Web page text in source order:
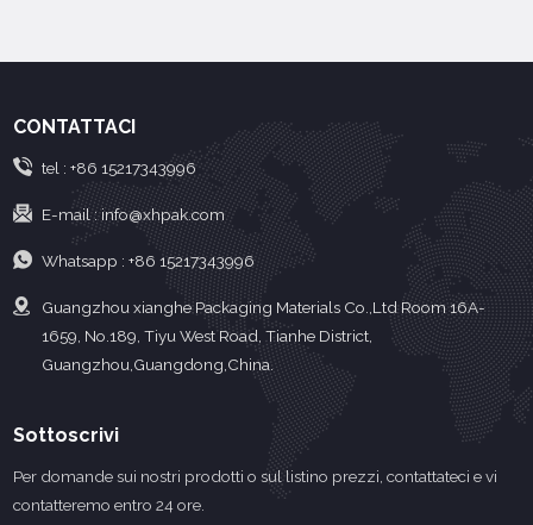
qualità di diversi
prodotti.
CONTATTACI
tel : +86 15217343996
E-mail :info@xhpak.com
Whatsapp : +86 15217343996
Guangzhou xianghe Packaging Materials Co.,Ltd Room 16A-
1659, No.189, Tiyu West Road, Tianhe District,
Guangzhou,Guangdong,China.
Sottoscrivi
Per domande sui nostri prodotti o sul listino prezzi, contattateci e vi
contatteremo entro 24 ore.